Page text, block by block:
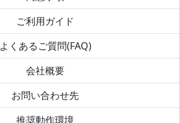
ご利用ガイド
よくあるご質問(FAQ)
会社概要
お問い合わせ先
推奨動作環境